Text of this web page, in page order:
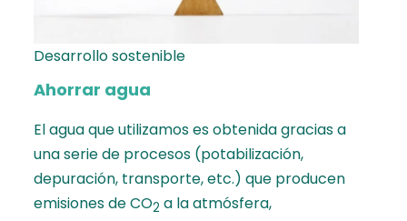
Desarrollo sostenible
Ahorrar agua
El agua que utilizamos es obtenida gracias a
una serie de procesos (potabilización,
depuración, transporte, etc.) que producen
emisiones de CO2 a la atmósfera,